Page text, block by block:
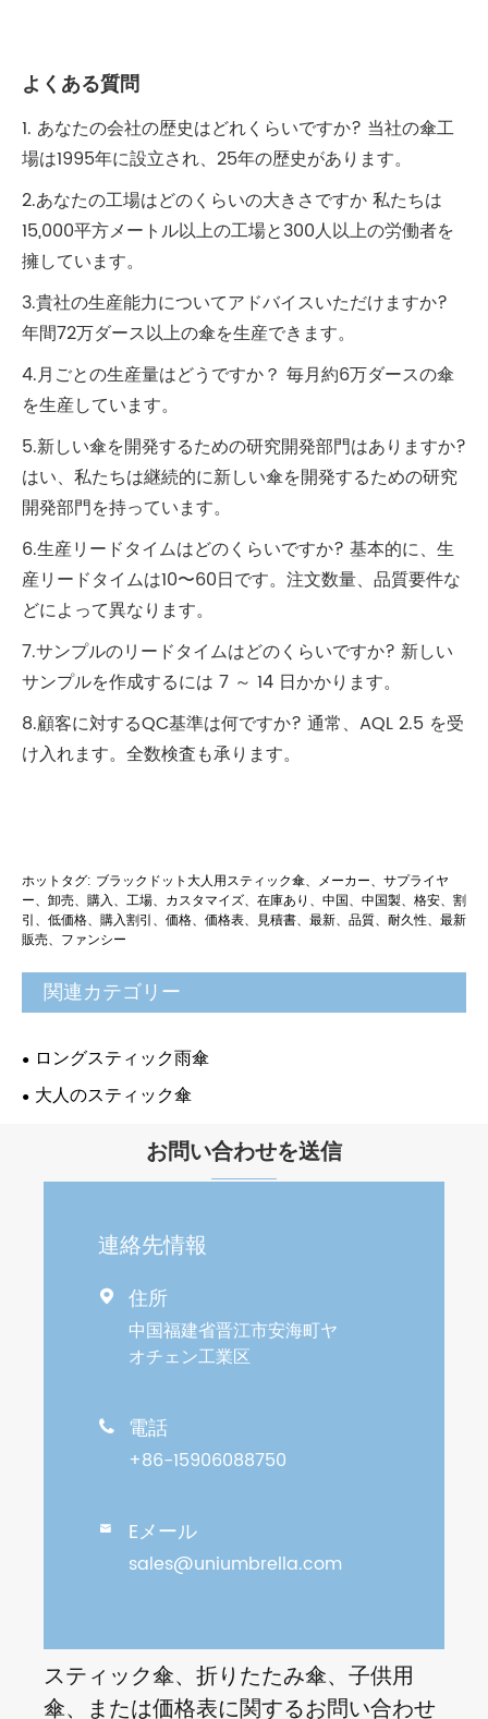
よくある質問
1. あなたの会社の歴史はどれくらいですか? 当社の傘工
場は1995年に設立され、25年の歴史があります。
2.あなたの工場はどのくらいの大きさですか 私たちは
15,000平方メートル以上の工場と300人以上の労働者を
擁しています。
3.貴社の生産能力についてアドバイスいただけますか?
年間72万ダース以上の傘を生産できます。
4.月ごとの生産量はどうですか？ 毎月約6万ダースの傘
を生産しています。
5.新しい傘を開発するための研究開発部門はありますか?
はい、私たちは継続的に新しい傘を開発するための研究
開発部門を持っています。
6.生産リードタイムはどのくらいですか? 基本的に、生
産リードタイムは10〜60日です。注文数量、品質要件な
どによって異なります。
7.サンプルのリードタイムはどのくらいですか? 新しい
サンプルを作成するには 7 ～ 14 日かかります。
8.顧客に対するQC基準は何ですか? 通常、AQL 2.5 を受
け入れます。全数検査も承ります。
ホットタグ: ブラックドット大人用スティック傘、メーカー、サプライヤ
ー、卸売、購入、工場、カスタマイズ、在庫あり、中国、中国製、格安、割
引、低価格、購入割引、価格、価格表、見積書、最新、品質、耐久性、最新
販売、ファンシー
関連カテゴリー
ロングスティック雨傘
大人のスティック傘
お問い合わせを送信
連絡先情報
 住所
中国福建省晋江市安海町ヤ
オチェン工業区
 電話
+86-15906088750
 Eメール
sales@uniumbrella.com
スティック傘、折りたたみ傘、子供用
傘、または価格表に関するお問い合わせ